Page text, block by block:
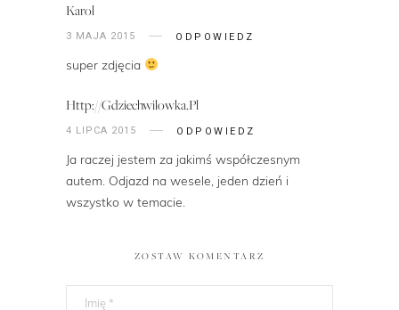
Karol
3 MAJA 2015 ODPOWIEDZ
super zdjęcia
Http://gdziechwilowka.pl
4 LIPCA 2015 ODPOWIEDZ
Ja raczej jestem za jakimś współczesnym
autem. Odjazd na wesele, jeden dzień i
wszystko w temacie.
ZOSTAW KOMENTARZ